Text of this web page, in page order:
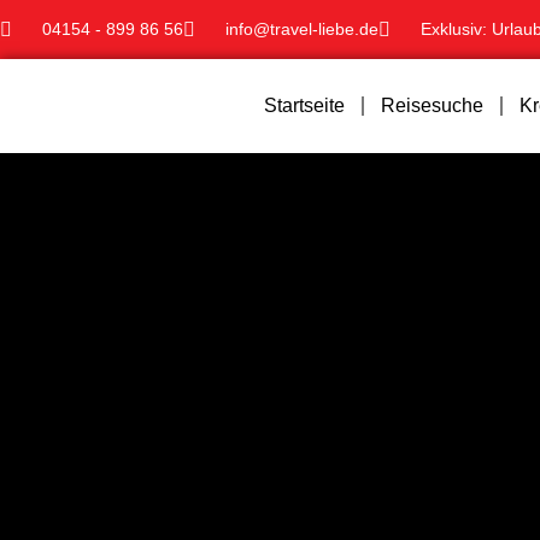
04154 - 899 86 56 info@travel-liebe.de Exklusiv:
Startseite Reisesuche